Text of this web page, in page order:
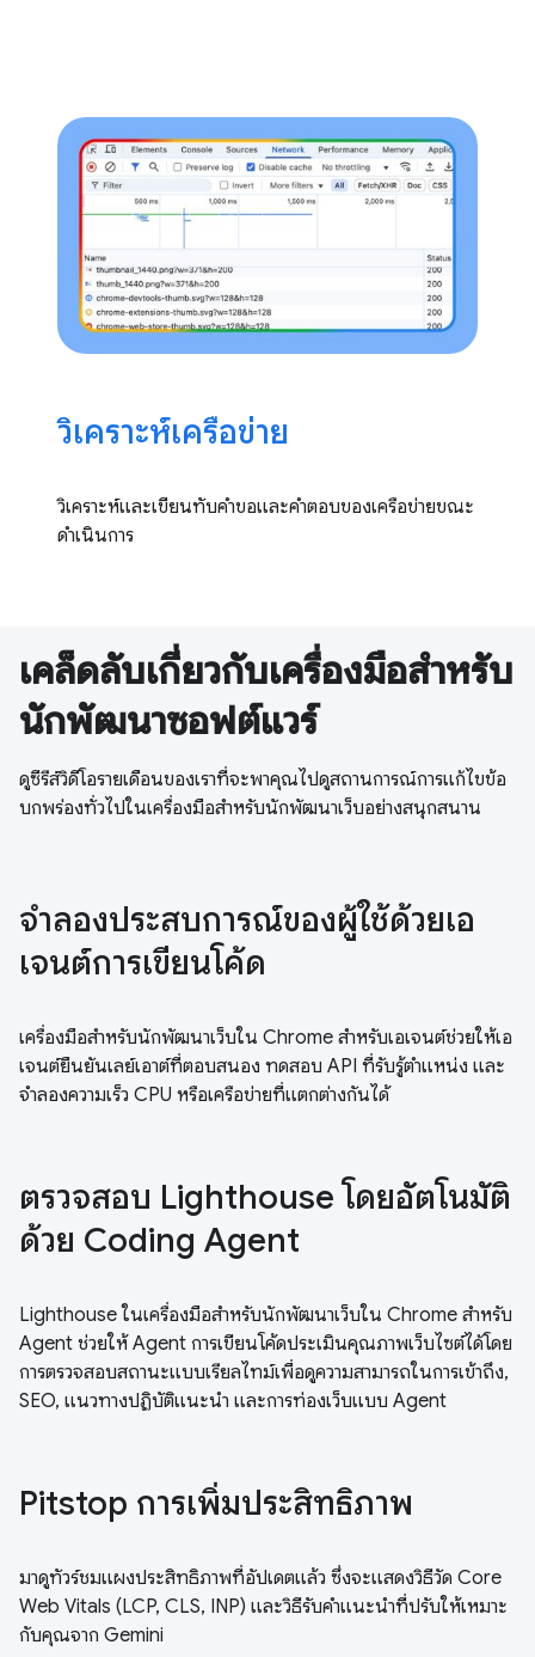
วิเคราะห์เครือข่าย
วิเคราะห์และเขียนทับคำขอและคำตอบของเครือข่ายขณะ
ดำเนินการ
เคล็ดลับเกี่ยวกับเครื่องมือสำหรับ
นักพัฒนาซอฟต์แวร์
ดูซีรีส์วิดีโอรายเดือนของเราที่จะพาคุณไปดูสถานการณ์การแก้ไขข้อ
บกพร่องทั่วไปในเครื่องมือสำหรับนักพัฒนาเว็บอย่างสนุกสนาน
จำลองประสบการณ์ของผู้ใช้ด้วยเอ
เจนต์การเขียนโค้ด
เครื่องมือสำหรับนักพัฒนาเว็บใน Chrome สำหรับเอเจนต์ช่วยให้เอ
เจนต์ยืนยันเลย์เอาต์ที่ตอบสนอง ทดสอบ API ที่รับรู้ตำแหน่ง และ
จำลองความเร็ว CPU หรือเครือข่ายที่แตกต่างกันได้
ตรวจสอบ Lighthouse โดยอัตโนมัติ
ด้วย Coding Agent
Lighthouse ในเครื่องมือสำหรับนักพัฒนาเว็บใน Chrome สำหรับ
Agent ช่วยให้ Agent การเขียนโค้ดประเมินคุณภาพเว็บไซต์ได้โดย
การตรวจสอบสถานะแบบเรียลไทม์เพื่อดูความสามารถในการเข้าถึง,
SEO, แนวทางปฏิบัติแนะนำ และการท่องเว็บแบบ Agent
Pitstop การเพิ่มประสิทธิภาพ
มาดูทัวร์ชมแผงประสิทธิภาพที่อัปเดตแล้ว ซึ่งจะแสดงวิธีวัด Core
Web Vitals (LCP, CLS, INP) และวิธีรับคำแนะนำที่ปรับให้เหมาะ
กับคุณจาก Gemini